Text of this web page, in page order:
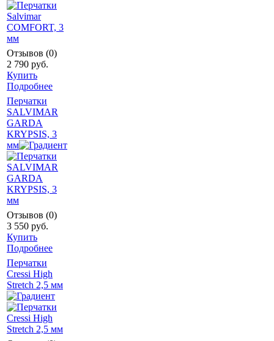
Отзывов (0)
2 790 руб.
Купить
Подробнее
Перчатки
SALVIMAR
GARDA
KRYPSIS, 3
мм
Отзывов (0)
3 550 руб.
Купить
Подробнее
Перчатки
Cressi High
Stretch 2,5 мм